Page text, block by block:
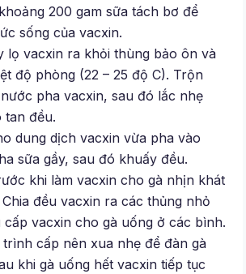
200 gam sữa tách bơ để
sống của vacxin.
lọ vacxin ra khỏi thùng bảo ôn và
độ phòng (22 – 25 độ C). Trộn
pha vacxin, sau đó lắc nhẹ
tan đều.
dung dịch vacxin vừa pha vào
sữa gầy, sau đó khuấy đều.
khi làm vacxin cho gà nhịn khát
Chia đều vacxin ra các thủng nhỏ
cấp vacxin cho gà uống ở các bình.
trình cấp nên xua nhẹ để đàn gà
khi gà uống hết vacxin tiếp tục